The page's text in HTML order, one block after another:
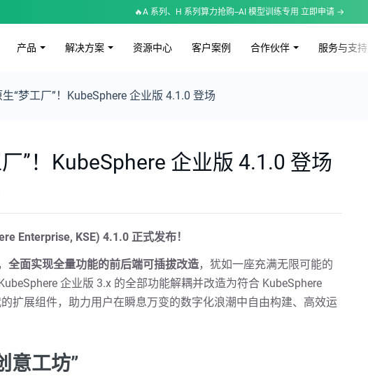
🔥A 系列、H 系列算力抢购--AI 模型训练专用 立即申请 →
产品 解决方案 资源中心 客户案例 合作伙伴 服务与支持
“梦工厂”！KubeSphere 企业版 4.1.0 登场
”！KubeSphere 企业版 4.1.0 登场
Enterprise, KSE) 4.1.0 正式发布！
全面实现全量功能的前后端可插拔改造，犹如一座充满无限可能的
企业版 3.x 的全部功能解耦并改造为符合 KubeSphere
扩展组件，助力用户在瞬息万变的数字化浪潮中自由构建、高效运
意工坊”